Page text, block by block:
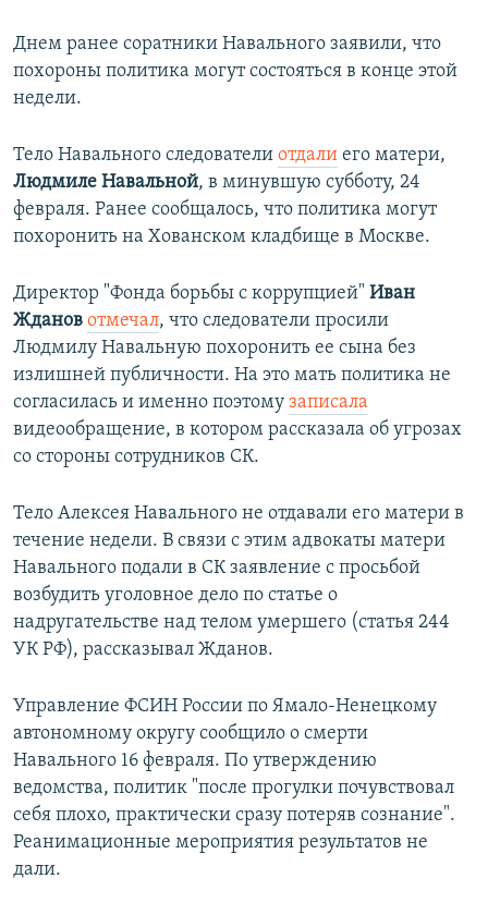
Днем ранее соратники Навального заявили, что
похороны политика могут состояться в конце этой
недели.
Тело Навального следователи отдали его матери,
Людмиле Навальной, в минувшую субботу, 24
февраля. Ранее сообщалось, что политика могут
похоронить на Хованском кладбище в Москве.
Директор "Фонда борьбы с коррупцией" Иван
Жданов отмечал, что следователи просили
Людмилу Навальную похоронить ее сына без
излишней публичности. На это мать политика не
согласилась и именно поэтому записала
видеообращение, в котором рассказала об угрозах
со стороны сотрудников СК.
Тело Алексея Навального не отдавали его матери в
течение недели. В связи с этим адвокаты матери
Навального подали в СК заявление с просьбой
возбудить уголовное дело по статье о
надругательстве над телом умершего (статья 244
УК РФ), рассказывал Жданов.
Управление ФСИН России по Ямало-Ненецкому
автономному округу сообщило о смерти
Навального 16 февраля. По утверждению
ведомства, политик "после прогулки почувствовал
себя плохо, практически сразу потеряв сознание".
Реанимационные мероприятия результатов не
дали.